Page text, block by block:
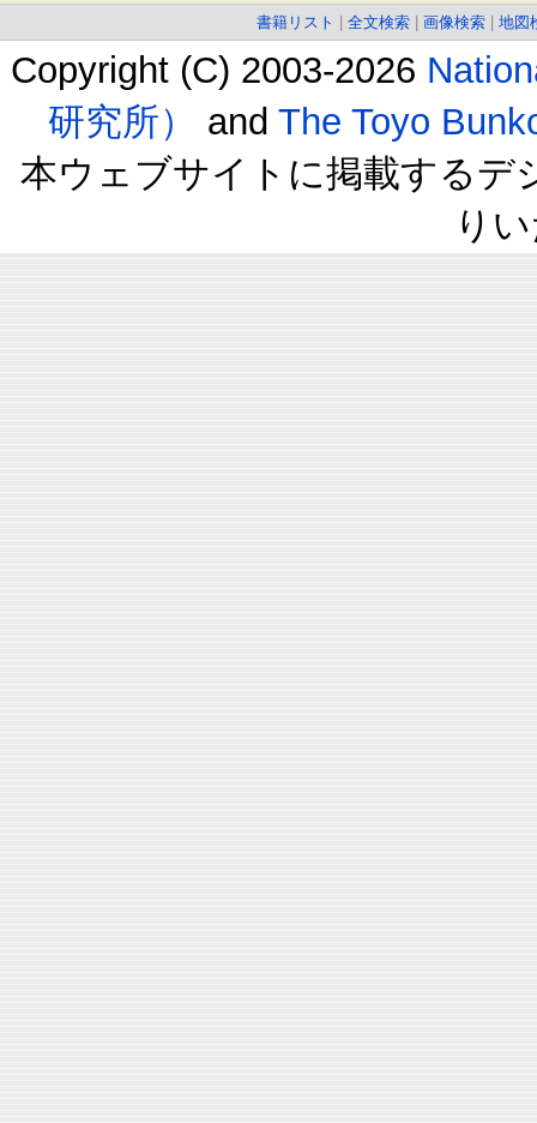
書籍リスト 全文検索 画像検索 地図
Copyright (C) 2003-2026
研究所）
and The Toyo
本ウェブサイトに掲載するデ
り